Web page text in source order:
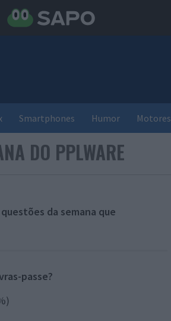
Smartphones Humor Motores
DO PPLWARE
da semana que
passe?